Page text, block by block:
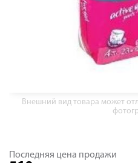
Внешний вид товара может
Последняя цена продажи